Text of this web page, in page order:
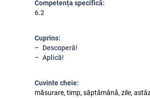
Competența specifică:
6.2
Cuprins:
Descoperă!
Aplică!
Cuvinte cheie:
măsurare, timp, săptămână, zile,